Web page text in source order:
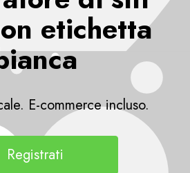
etichetta
E-commerce incluso.
Registrati